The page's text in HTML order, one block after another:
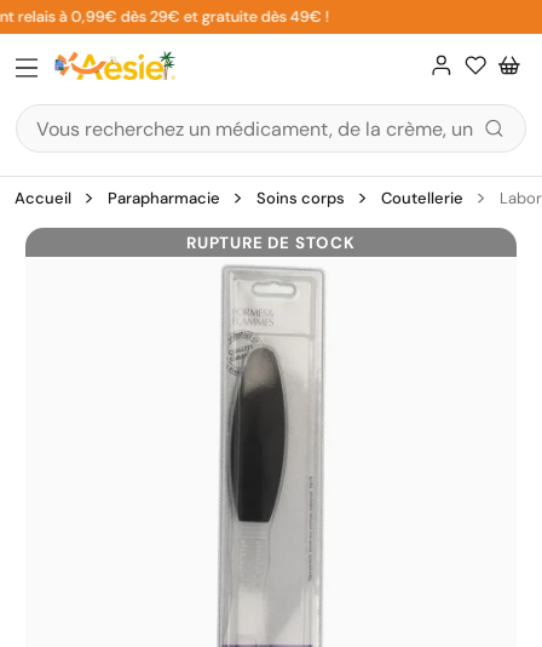
Aller
au
contenu
relais à 0,99€ dès 29€ et gratuite dès 49€ !
Accueil Parapharmacie Soins corps Coutellerie
RUPTURE DE STOCK